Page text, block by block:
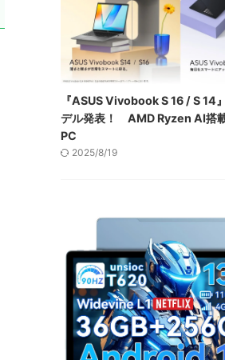
『ASUS Vivobook S 16 / S 14
デル発表！ AMD Ryzen AI搭
PC
2025/8/19